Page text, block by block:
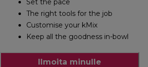
Set the pace
The right tools for the job
Customise your kMix
Keep all the goodness in-bowl
Ilmoita minulle